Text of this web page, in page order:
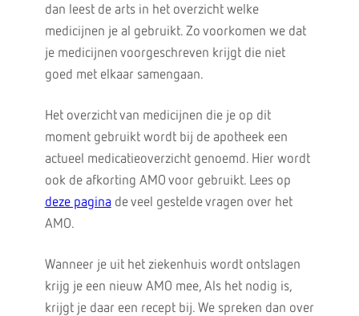
dan leest de arts in het overzicht welke
medicijnen je al gebruikt. Zo voorkomen we dat
je medicijnen voorgeschreven krijgt die niet
goed met elkaar samengaan.
Het overzicht van medicijnen die je op dit
moment gebruikt wordt bij de apotheek een
actueel medicatieoverzicht genoemd. Hier wordt
ook de afkorting AMO voor gebruikt. Lees op
deze pagina de veel gestelde vragen over het
AMO.
Wanneer je uit het ziekenhuis wordt ontslagen
krijg je een nieuw AMO mee, Als het nodig is,
krijgt je daar een recept bij. We spreken dan over